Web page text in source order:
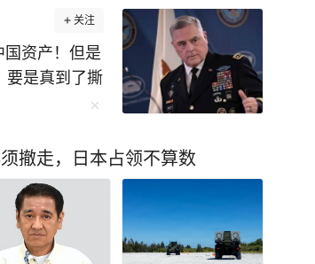
关注
资产！但是
要是真到了撕
覆。这话最
专门做了推
慑，看似吓
业海外投
美市场的储
贸易与全球
撤走，日本占领不算数